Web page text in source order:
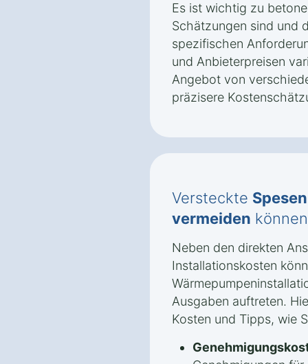
Es ist wichtig zu
Schätzungen sind und
spezifischen
und Anbieterpreisen
Angebot von
präzisere
Versteckte Spesen
vermeiden können
Neben den direkten
Installationskosten
Ausgaben auftreten.
Kosten und Tipps, wie